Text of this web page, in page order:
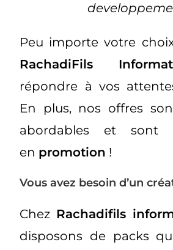
Peu importe votre
RachadiFils
répondre à vos
En plus, nos offres
abordables et sont
en promotion !
Vous avez besoin d’un
Chez Rachadifils
disposons de packs